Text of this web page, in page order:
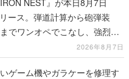
ース。弾道計算から砲弾装
でワンオペでこなし、強烈な
ませるロマンある作品2026年8月7日
ゲーム機やガラケーを修理す